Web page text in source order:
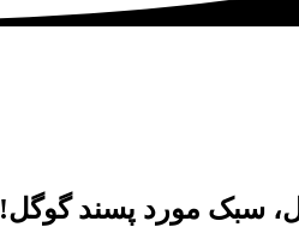
سبک مورد پسند گوگل!